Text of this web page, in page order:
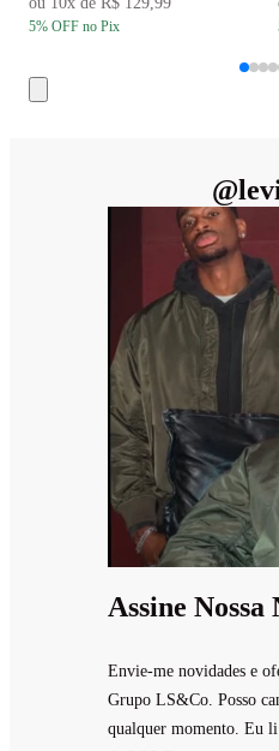
5% OFF no Pix
@
Assine
Envie-me novidades e
Grupo LS&Co. Posso
qualquer momento. Eu